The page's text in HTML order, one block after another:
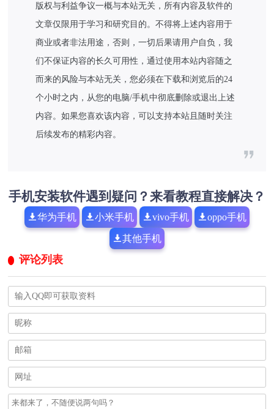
版权与利益争议一概与本站无关，所有内容及软件的
文章仅限用于学习和研究目的。不得将上述内容用于
商业或者非法用途，否则，一切后果请用户自负，我
们不保证内容的长久可用性，通过使用本站内容随之
而来的风险与本站无关，您必须在下载和浏览后的24
个小时之内，从您的电脑/手机中彻底删除或退出上述
内容。如果您喜欢该内容，可以支持本站且随时关注
后续发布的精彩内容。
手机安装软件遇到疑问？来看教程直接解决？
华为手机 小米手机 vivo手机 oppo手机
其他手机
评论列表